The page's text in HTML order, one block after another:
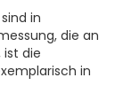
in
die an
die
in